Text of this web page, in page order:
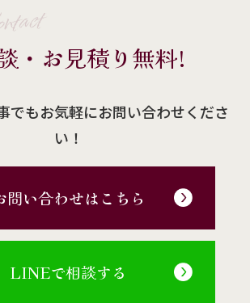
・お見積り無料!
でもお気軽にお問い合わせくださ
い！
問い合わせはこちら
LINEで相談する